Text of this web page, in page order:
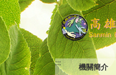
跳到主要內容區塊
:::
機關簡介